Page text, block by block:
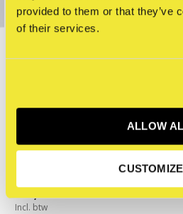
provided to them or that they’ve
of their services.
ALLOW
CUSTOMIZE
STRAAT Dad Cap - Beige
Incl. btw